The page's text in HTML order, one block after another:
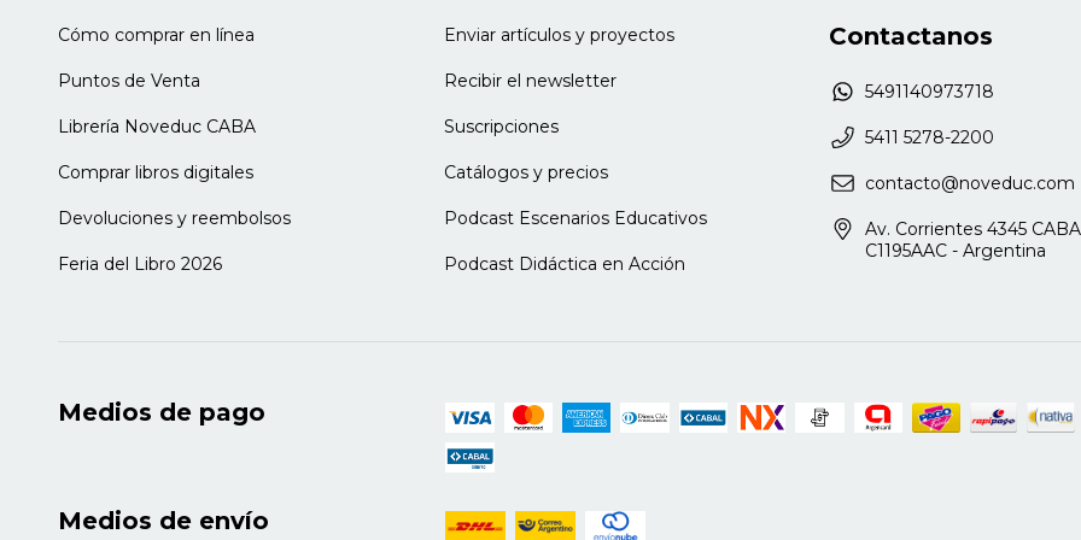
- Explorar los contrastes
Sugerencias para tener en cuenta
¿Y cómo seguimos?
Pensando algunos ejes organizadores por sala
- Salas de 1 y 2 años
- Sala de 3 años
- Impresionismo
- Surrealismo
Cómo comprar en línea
Puntos de Venta
Librería Noveduc CABA
Comprar libros digitales
Devoluciones y reembolsos
Feria del Libro 2026
Enviar artículos y proyectos
Recibir el newsletter
Suscripciones
Catálogos y precios
Podcast Escenarios Educativos
Podcast Didáctica en Acción
Contactanos
5491140973718
5411 5278-2200
contacto@noveduc.com
Av. Corrientes 4345
C1195AAC - Argentina
Medios de pago
Medios de envío